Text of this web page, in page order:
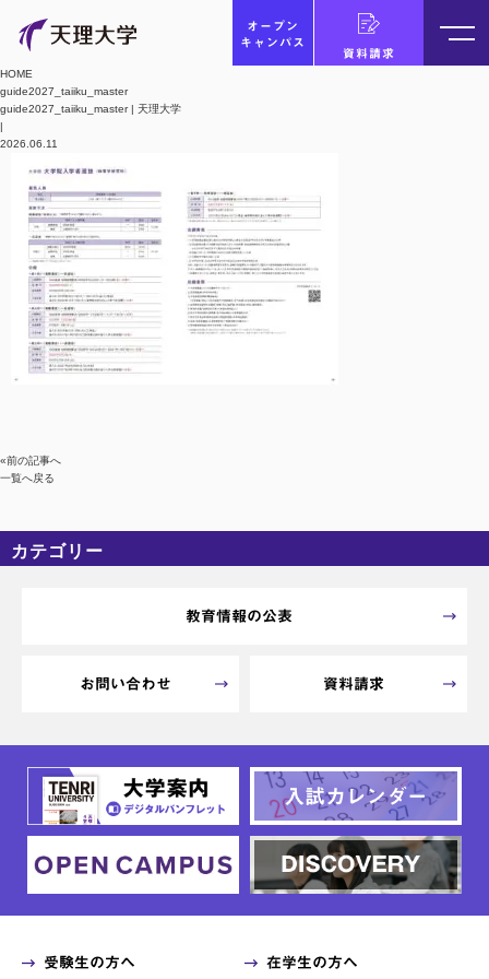
オープン
キャンパス
資料請求
HOME
guide2027_taiiku_master
guide2027_taiiku_master | 天理大学
|
2026.06.11
«前の記事へ
一覧へ戻る
カテゴリー
教育情報の公表
お問い合わせ 資料請求
受験生の方へ 在学生の方へ